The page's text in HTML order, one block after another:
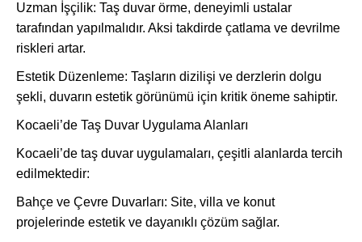
Uzman İşçilik: Taş duvar örme, deneyimli ustalar
tarafından yapılmalıdır. Aksi takdirde çatlama ve devrilme
riskleri artar.
Estetik Düzenleme: Taşların dizilişi ve derzlerin dolgu
şekli, duvarın estetik görünümü için kritik öneme sahiptir.
Kocaeli’de Taş Duvar Uygulama Alanları
Kocaeli’de taş duvar uygulamaları, çeşitli alanlarda tercih
edilmektedir:
Bahçe ve Çevre Duvarları: Site, villa ve konut
projelerinde estetik ve dayanıklı çözüm sağlar.